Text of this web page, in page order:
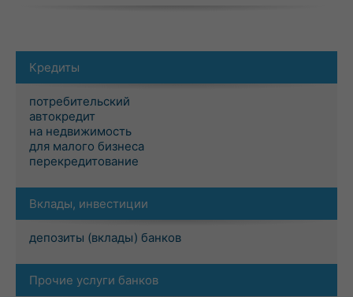
Кредиты
потребительский
автокредит
на недвижимость
для малого бизнеса
перекредитование
Вклады, инвестиции
депозиты (вклады) банков
Прочие услуги банков